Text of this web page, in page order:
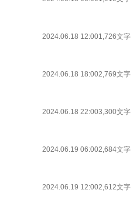
2024.06.18 12:001,726文字
2024.06.18 18:002,769文字
2024.06.18 22:003,300文字
2024.06.19 06:002,684文字
2024.06.19 12:002,612文字